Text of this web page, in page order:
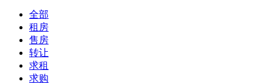
全部
租房
售房
转让
求租
求购